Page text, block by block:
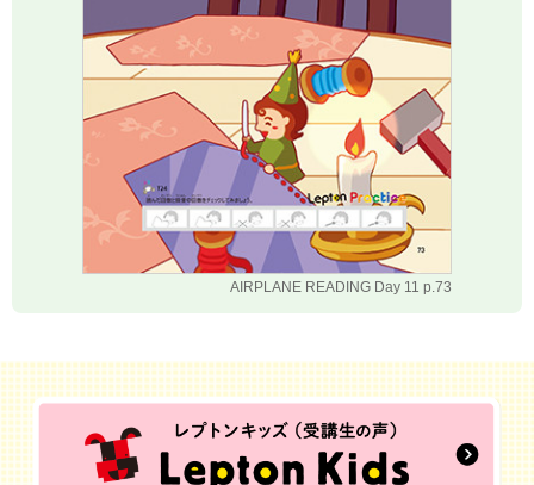
AIRPLANE READING Day 11 p.73